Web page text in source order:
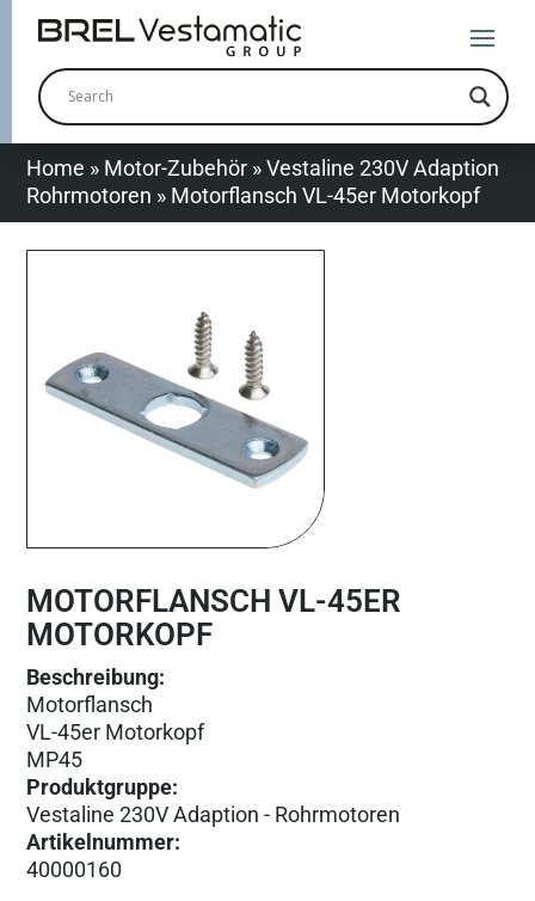
Home » Motor-Zubehör »Vestaline 230V Adaption
Rohrmotoren » Motorflansch VL-45er Motorkopf
MOTORFLANSCH VL-45ER
MOTORKOPF
Beschreibung:
Motorflansch
VL-45er Motorkopf
MP45
Produktgruppe:
Vestaline 230V Adaption - Rohrmotoren
Artikelnummer:
40000160